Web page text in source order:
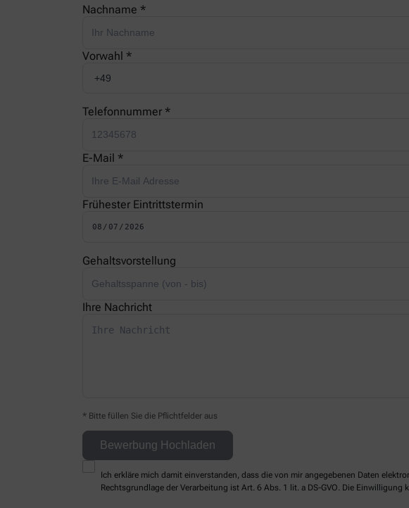
Nachname *
Vorwahl *
Telefonnummer *
E-Mail *
Frühester Eintrittstermin
Gehaltsvorstellung
Ihre Nachricht
* Bitte füllen Sie die Pflichtfelder aus
Ich erkläre mich damit einverstanden, dass die von mir angegebenen Daten
Rechtsgrundlage der Verarbeitung ist Art. 6 Abs. 1 lit. a DS-GVO. Die Einwilligung